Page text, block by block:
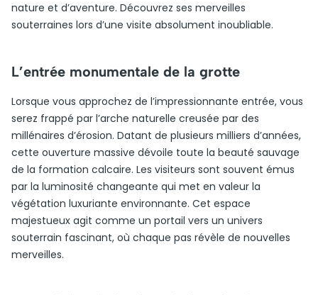
nature et d’aventure. Découvrez ses merveilles
souterraines lors d’une visite absolument inoubliable.
L’entrée monumentale de la grotte
Lorsque vous approchez de l’impressionnante entrée, vous
serez frappé par l’arche naturelle creusée par des
millénaires d’érosion. Datant de plusieurs milliers d’années,
cette ouverture massive dévoile toute la beauté sauvage
de la formation calcaire. Les visiteurs sont souvent émus
par la luminosité changeante qui met en valeur la
végétation luxuriante environnante. Cet espace
majestueux agit comme un portail vers un univers
souterrain fascinant, où chaque pas révèle de nouvelles
merveilles.